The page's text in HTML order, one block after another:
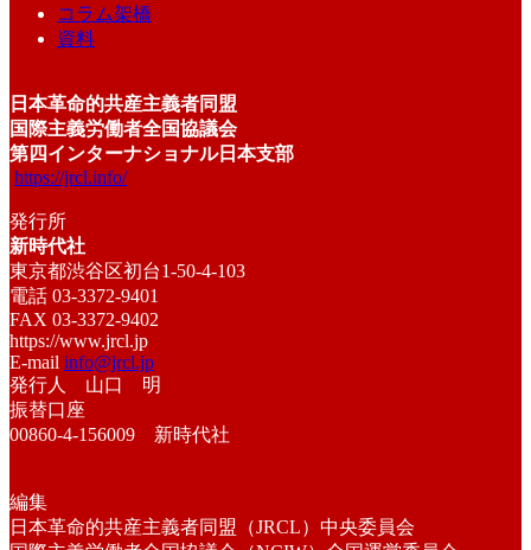
コラム架橋
資料
日本革命的共産主義者同盟
国際主義労働者全国協議会
第四インターナショナル日本支部
https://jrcl.info/
発行所
新時代社
東京都渋谷区初台1-50-4-103
電話 03-3372-9401
FAX 03-3372-9402
https://www.jrcl.jp
E-mail info@jrcl.jp
発行人 山口 明
振替口座
00860-4-156009 新時代社
編集
日本革命的共産主義者同盟（JRCL）中央委員会